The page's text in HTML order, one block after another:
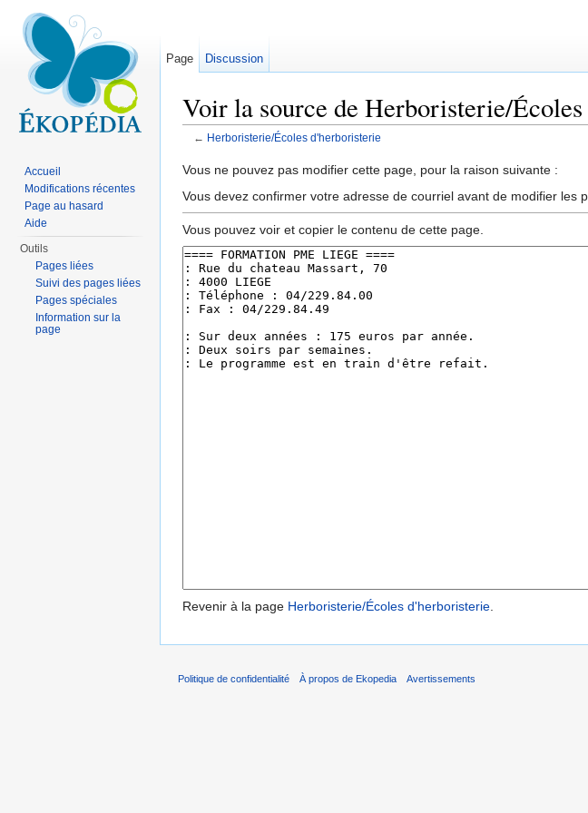
Voir la source de Herboristerie/
← Herboristerie/Écoles d'herboristerie
Vous ne pouvez pas modifier cette page, pour la raison suivante :
Vous devez confirmer votre adresse de courriel avant de modifier
Vous pouvez voir et copier le contenu de cette page.
Revenir à la page Herboristerie/Écoles d'herboristerie.
Page Discussion
Accueil
Modifications récentes
Page au hasard
Aide
Outils
Pages liées
Suivi des pages liées
Pages spéciales
Information sur la
page
Politique de confidentialité À propos de Ekopedia Avertissements